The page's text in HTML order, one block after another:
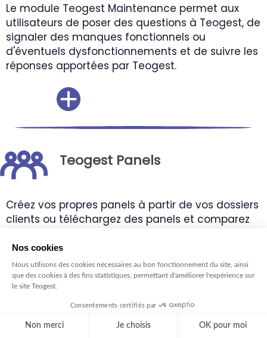
Le module Teogest Maintenance permet aux
utilisateurs de poser des questions à Teogest, de
signaler des manques fonctionnels ou
d'éventuels dysfonctionnements et de suivre les
réponses apportées par Teogest.
Teogest Panels
Créez vos propres panels à partir de vos dossiers
clients ou téléchargez des panels et comparez
Teogest Vision expert